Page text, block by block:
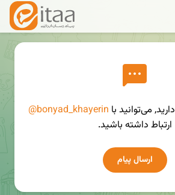
دارید, می‌توانید با @bonyad_khayerin
ارتباط داشته باشید.
ارسال پیام